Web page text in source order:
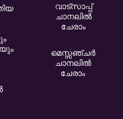
വാട്സാപ്പ്
ചാനലിൽ
ചേരാം
മെസ്സഞ്ചർ
ചാനലിൽ
ചേരാം